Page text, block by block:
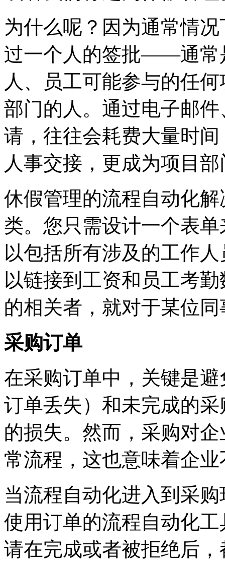
为什么呢？因为通常情
过一个人的签批——通常
人、员工可能参与的任
部门的人。通过电子邮
请，往往会耗费大量时
人事交接，更成为项目
休假管理的流程自动化
类。您只需设计一个表
以包括所有涉及的工作
以链接到工资和员工考
的相关者，就对于某位
采购订单
在采购订单中，关键是
订单丢失）和未完成的
的损失。然而，采购对
常流程，这也意味着企
当流程自动化进入到采
使用订单的流程自动化
请在完成或者被拒绝后